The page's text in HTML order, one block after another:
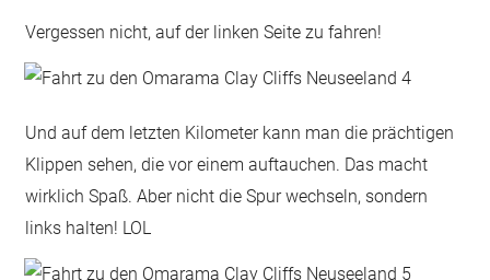
Vergessen nicht, auf der linken Seite zu fahren!
Und auf dem letzten Kilometer kann man die prächtigen
Klippen sehen, die vor einem auftauchen. Das macht
wirklich Spaß. Aber nicht die Spur wechseln, sondern
links halten! LOL